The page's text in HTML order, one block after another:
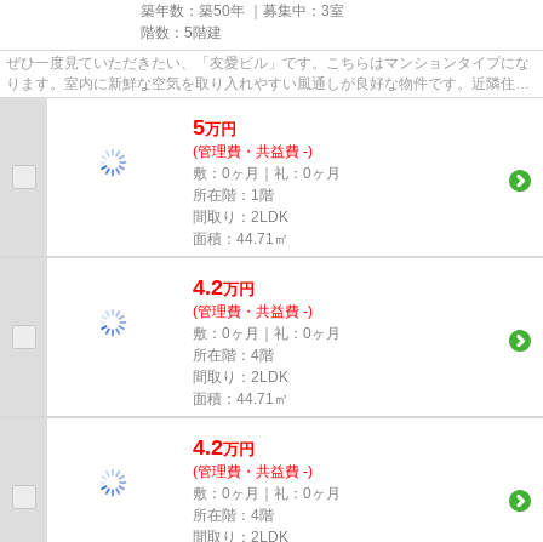
築年数：築50年 ｜募集中： 3室
階数：5階建
ぜひ一度見ていただきたい、「友愛ビル」です。こちらはマンションタイプにな
ります。室内に新鮮な空気を取り入れやすい風通しが良好な物件です。近隣住民
にとっても快適になる敷地内...
5万円
(管理費・共益費 -)
敷：0ヶ月｜礼：0ヶ月
所在階：1階
間取り：2LDK
面積：44.71㎡
4.2万円
(管理費・共益費 -)
敷：0ヶ月｜礼：0ヶ月
所在階：4階
間取り：2LDK
面積：44.71㎡
4.2万円
(管理費・共益費 -)
敷：0ヶ月｜礼：0ヶ月
所在階：4階
間取り：2LDK